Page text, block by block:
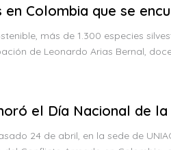
Colombia que se
más de 1.300 especies
de Leonardo Arias Bernal,
el Día Nacional de
24 de abril, en la sede de